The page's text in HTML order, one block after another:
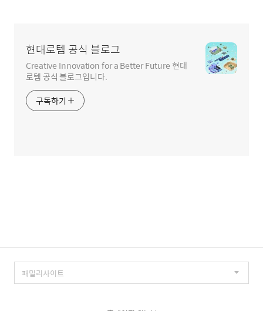
현대로템 공식 블로그
Creative Innovation for a Better Future 현대
로템 공식 블로그입니다.
구독하기